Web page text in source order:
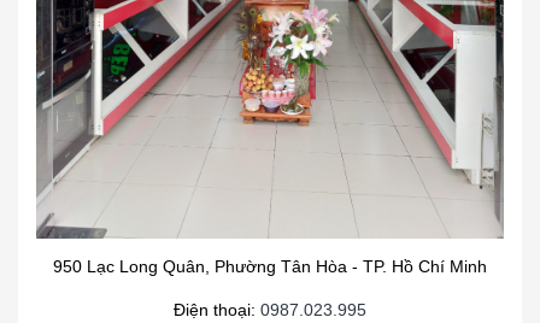
950 Lạc Long Quân, Phường Tân Hòa - TP. Hồ Chí Minh
Điện thoại: 0987.023.995